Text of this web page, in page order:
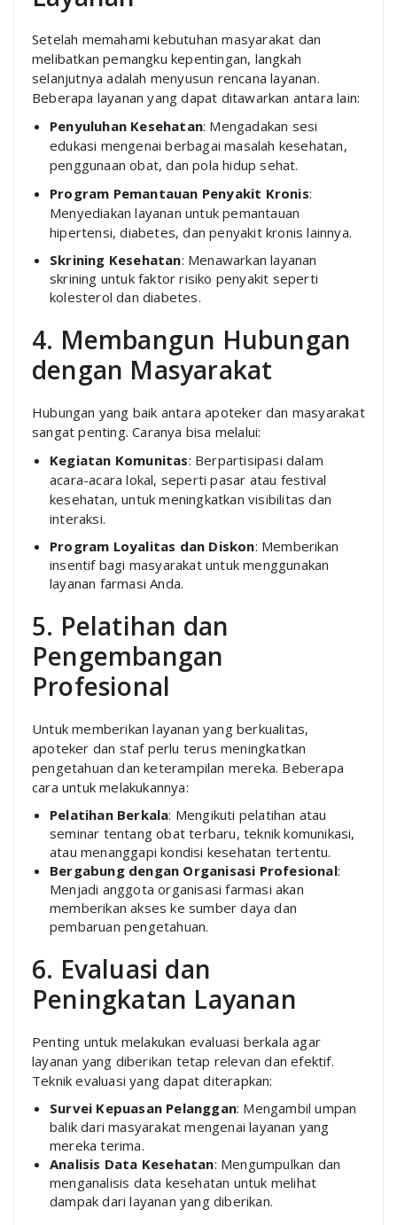
Setelah memahami kebutuhan masyarakat dan
melibatkan pemangku kepentingan, langkah
selanjutnya adalah menyusun rencana layanan.
Beberapa layanan yang dapat ditawarkan antara lain:
Penyuluhan Kesehatan: Mengadakan sesi
edukasi mengenai berbagai masalah kesehatan,
penggunaan obat, dan pola hidup sehat.
Program Pemantauan Penyakit Kronis:
Menyediakan layanan untuk pemantauan
hipertensi, diabetes, dan penyakit kronis lainnya.
Skrining Kesehatan: Menawarkan layanan
skrining untuk faktor risiko penyakit seperti
kolesterol dan diabetes.
4. Membangun Hubungan
dengan Masyarakat
Hubungan yang baik antara apoteker dan masyarakat
sangat penting. Caranya bisa melalui:
Kegiatan Komunitas: Berpartisipasi dalam
acara-acara lokal, seperti pasar atau festival
kesehatan, untuk meningkatkan visibilitas dan
interaksi.
Program Loyalitas dan Diskon: Memberikan
insentif bagi masyarakat untuk menggunakan
layanan farmasi Anda.
5. Pelatihan dan
Pengembangan
Profesional
Untuk memberikan layanan yang berkualitas,
apoteker dan staf perlu terus meningkatkan
pengetahuan dan keterampilan mereka. Beberapa
cara untuk melakukannya:
Pelatihan Berkala: Mengikuti pelatihan atau
seminar tentang obat terbaru, teknik komunikasi,
atau menanggapi kondisi kesehatan tertentu.
Bergabung dengan Organisasi Profesional:
Menjadi anggota organisasi farmasi akan
memberikan akses ke sumber daya dan
pembaruan pengetahuan.
6. Evaluasi dan
Peningkatan Layanan
Penting untuk melakukan evaluasi berkala agar
layanan yang diberikan tetap relevan dan efektif.
Teknik evaluasi yang dapat diterapkan:
Survei Kepuasan Pelanggan: Mengambil umpan
balik dari masyarakat mengenai layanan yang
mereka terima.
Analisis Data Kesehatan: Mengumpulkan dan
menganalisis data kesehatan untuk melihat
dampak dari layanan yang diberikan.